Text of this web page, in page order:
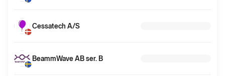
Cessatech A/S
BeammWave AB ser. B